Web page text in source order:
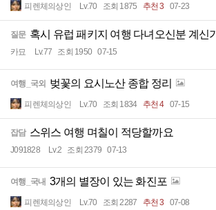
피렌체의상인 Lv.70 조회 1875 추천 3 07-23
질문 혹시 유럽 패키지 여행 다녀오신분 계신
카묘 Lv.77 조회 1950 07-15
여행_국외 벚꽃의 요시노산 종합 정리
피렌체의상인 Lv.70 조회 1834 추천 4 07-15
잡담 스위스 여행 며칠이 적당할까요
J091828 Lv.2 조회 2379 07-13
여행_국내 3개의 별장이 있는 화진포
피렌체의상인 Lv.70 조회 2287 추천 3 07-08